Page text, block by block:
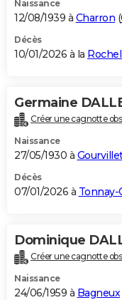
Naissance
12/08/1939 à Charron (
Décès
10/01/2026 à la
Germaine
Créer une cagnotte
Naissance
27/05/1930 à
Décès
07/01/2026 à
Dominique
Créer une cagnotte
Naissance
24/06/1959 à Bagneux